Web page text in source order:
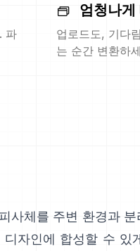
파
엄청나게
업로드도, 기다
는 순간 변환하
사체를 주변 환경과
자인에 합성할 수 있